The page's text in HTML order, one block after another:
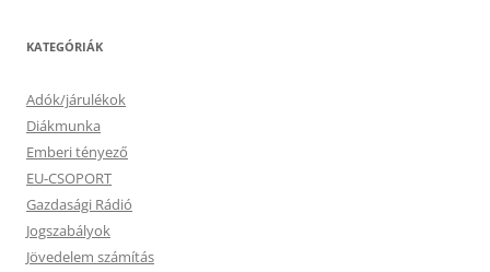
KATEGÓRIÁK
Adók/járulékok
Diákmunka
Emberi tényező
EU-CSOPORT
Gazdasági Rádió
Jogszabályok
Jövedelem számítás